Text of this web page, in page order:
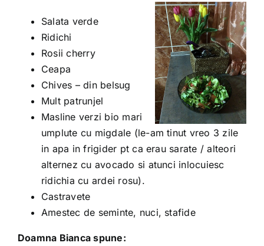
Salata verde
Ridichi
Rosii cherry
Ceapa
Chives – din belsug
Mult patrunjel
Masline verzi bio mari
umplute cu migdale (le-am tinut vreo 3 zile
in apa in frigider pt ca erau sarate / alteori
alternez cu avocado si atunci inlocuiesc
ridichia cu ardei rosu).
Castravete
Amestec de seminte, nuci, stafide
Doamna Bianca spune: